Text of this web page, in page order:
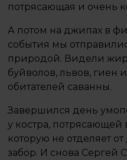
потрясающая и очень
А потом на джипах в
события мы
природой. Видели
буйволов, львов, гиен
обитателей саванны.
Завершился день
у костра,
которую не отделяет
забор. И снова Сергей